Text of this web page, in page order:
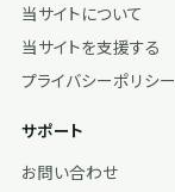
当サイトについて
当サイトを支援する
プライバシーポリシー
サポート
お問い合わせ